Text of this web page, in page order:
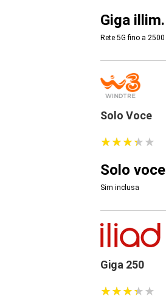
Giga illim.
Rete 5G fino a 2500
Solo Voce
★★★★★
★★★★★
Solo voce
Sim inclusa
Giga 250
★★★★★
★★★★★